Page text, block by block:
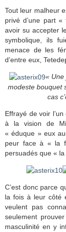
Tout leur malheur
privé d’une part
avoir su accepter
symbolique, ils
menace de les
d’entre eux,
« Une
modeste bouquet
cas
Effrayé de voir
à la vision de
« éduque » eux
peur face à « la
persuadés que «
C’est donc parce
la fois à leur côté
veulent pas
seulement
masculinité en y